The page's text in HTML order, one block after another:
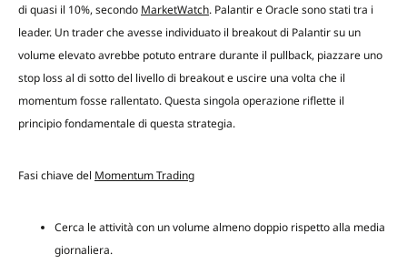
di quasi il 10%, secondo MarketWatch. Palantir e Oracle sono stati tra i
leader. Un trader che avesse individuato il breakout di Palantir su un
volume elevato avrebbe potuto entrare durante il pullback, piazzare uno
stop loss al di sotto del livello di breakout e uscire una volta che il
momentum fosse rallentato. Questa singola operazione riflette il
principio fondamentale di questa strategia.
Fasi chiave del Momentum Trading
Cerca le attività con un volume almeno doppio rispetto alla media
giornaliera.